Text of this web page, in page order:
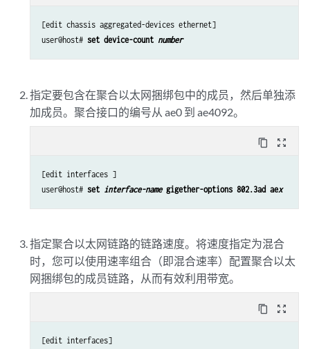
[edit chassis aggregated-devices ethernet]
user@host# set device-count number
指定要包含在聚合以太网捆绑包中的成员，然后单独添
加成员。聚合接口的编号从 ae0 到 ae4092。
content_copy zoom_out_map
[edit interfaces ]
user@host# set interface-name gigether-options 802.3ad aex
指定聚合以太网链路的链路速度。将速度指定为混合
时，您可以使用速率组合（即混合速率）配置聚合以太
网捆绑包的成员链路，从而有效利用带宽。
content_copy zoom_out_map
[edit interfaces]